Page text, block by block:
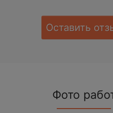
Оставить
Фото